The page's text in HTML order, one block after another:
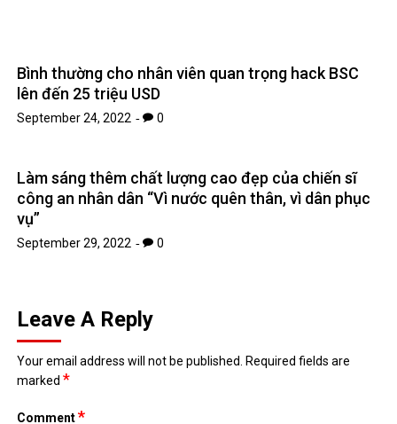
Bình thường cho nhân viên quan trọng hack BSC
lên đến 25 triệu USD
September 24, 2022 0
Làm sáng thêm chất lượng cao đẹp của chiến sĩ
công an nhân dân “Vì nước quên thân, vì dân phục
vụ”
September 29, 2022 0
Leave A Reply
Your email address will not be published.
Required fields are
marked*
Comment*